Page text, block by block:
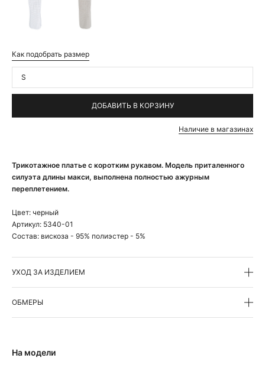
Трикотажное платье с коротким рукавом. Модель приталенного
силуэта длины макси, выполнена полностью ажурным
переплетением.
Цвет: черный
Артикул: 5340-01
Состав: вискоза - 95% полиэстер - 5%
УХОД ЗА ИЗДЕЛИЕМ
ОБМЕРЫ
Как подобрать размер
S
ДОБАВИТЬ В КОРЗИНУ
Наличие в магазинах
На модели